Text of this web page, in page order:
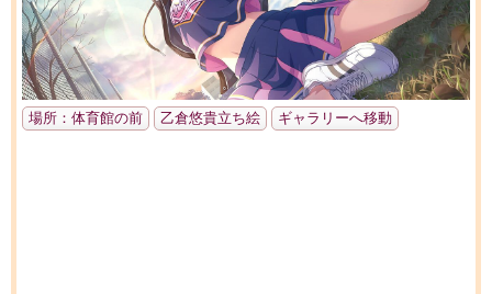
場所：体育館の前 乙倉悠貴立ち絵 ギャラリーへ移動